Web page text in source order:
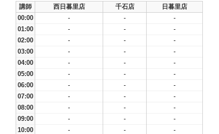
講師
西日暮里店 千石店
日暮里店
00:00
- -
-
01:00
- -
-
02:00
- -
-
03:00
- -
-
04:00
- -
-
05:00
- -
-
06:00
- -
-
07:00
- -
-
08:00
- -
-
09:00
- -
-
10:00
- -
-